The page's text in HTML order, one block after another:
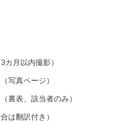
月以内撮影）
写真ページ）
裏表、該当者のみ）
は翻訳付き）